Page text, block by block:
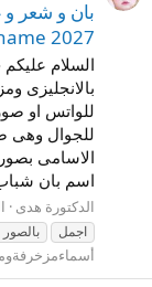
2027
السلام
بالانجليزى
للواتس او
للجوال وهى
الاسامى
اسم بان
الدكتورة هدى
اجمل
بالصور